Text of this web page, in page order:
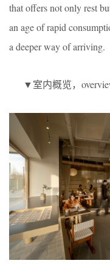
that offers not only rest
an age of rapid
a deeper way of arriving.
▼室内概览，